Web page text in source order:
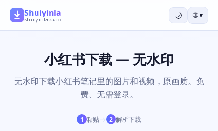
Shuiyinla
shuiyinla.com 🌙 🌐▾
小红书下载 — 无水印
无水印下载小红书笔记里的图片和视频，原画质。免
费、无需登录。
1 粘贴 → 2 解析下载